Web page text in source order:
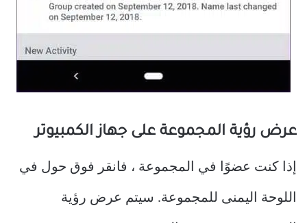
عرض رؤية المجموعة على جهاز الكمبيوتر
إذا كنت عضوًا في المجموعة ، فانقر فوق حول في
اللوحة اليمنى للمجموعة. سيتم عرض رؤية